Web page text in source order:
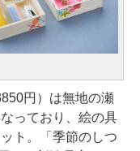
円）は無地の瀬
っており、絵の具
ト。「季節のしつ